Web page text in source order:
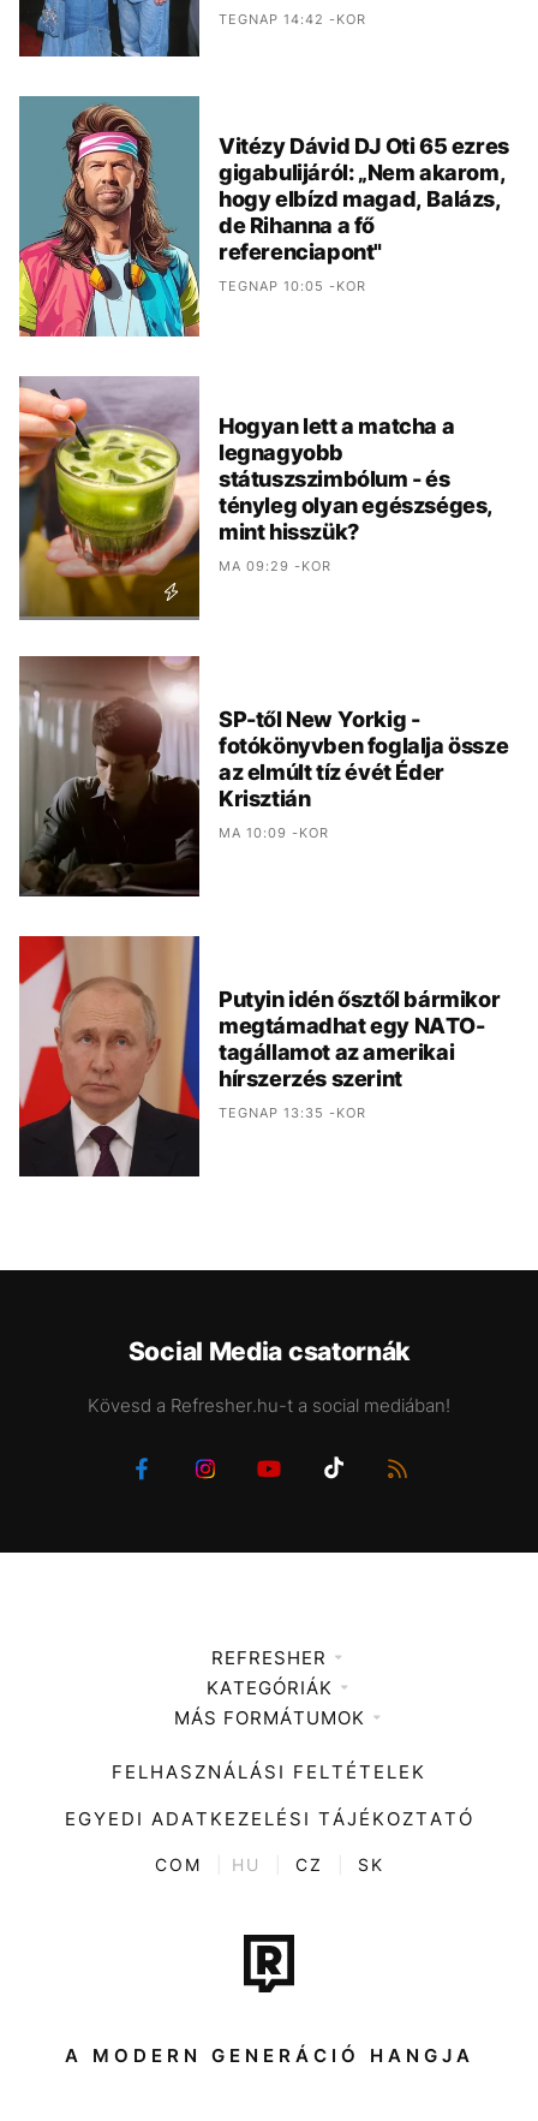
TEGNAP 14:42 -KOR
Vitézy Dávid DJ Oti 65 ezres
gigabulijáról: „Nem akarom,
hogy elbízd magad, Balázs,
de Rihanna a fő
referenciapont"
TEGNAP 10:05 -KOR
Hogyan lett a matcha a
legnagyobb
státuszszimbólum - és
tényleg olyan egészséges,
mint hisszük?
MA 09:29 -KOR
SP-től New Yorkig -
fotókönyvben foglalja össze
az elmúlt tíz évét Éder
Krisztián
MA 10:09 -KOR
Putyin idén ősztől bármikor
megtámadhat egy NATO-
tagállamot az amerikai
hírszerzés szerint
TEGNAP 13:35 -KOR
Social Media csatornák
Kövesd a Refresher.hu-t a social mediában!
REFRESHER
Médiaajánlat
KATEGÓRIÁK
Zene
Divat
Kultúra
ENTR
Tech-Tudomány
Sport
Társadalom
MÁS FORMÁTUMOK
FELHASZNÁLÁSI FELTÉTELEK
EGYEDI ADATKEZELÉSI TÁJÉKOZTATÓ
COM HU CZ SK
A MODERN GENERÁCIÓ HANGJA